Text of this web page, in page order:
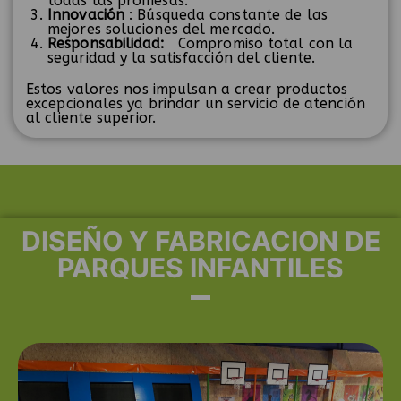
Innovación : Búsqueda constante de las
mejores soluciones del mercado.
Responsabilidad: Compromiso total con la
seguridad y la satisfacción del cliente.
Estos valores nos impulsan a crear productos
excepcionales ya brindar un servicio de atención
al cliente superior.
DISEÑO Y FABRICACION DE
PARQUES INFANTILES